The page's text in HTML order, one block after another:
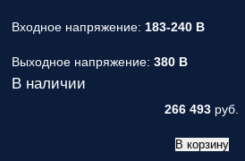
Входное напряжение: 183-240 В
Выходное напряжение: 380 В
В наличии
266 493 руб.
В корзину